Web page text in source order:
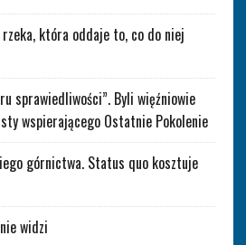
która oddaje to, co do niej
sprawiedliwości”. Byli więźniowie
wspierającego Ostatnie Pokolenie
górnictwa. Status quo kosztuje
widzi